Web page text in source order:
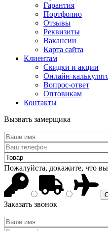
Гарантия
Портфолио
Отзывы
Реквизиты
Вакансии
Карта сайта
Клиентам
Скидки и акции
Онлайн-
Вопрос-ответ
Оптовикам
Контакты
Вызвать замерщика
Пожалуйста, докажите, что
Заказать звонок